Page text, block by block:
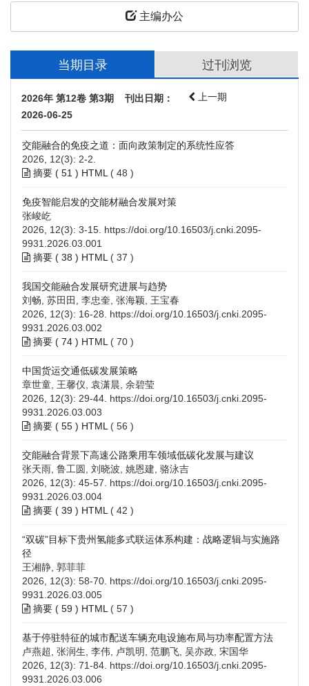
主编办公
当期目录 过刊浏览
2026年 第12卷 第3期 刊出日期：
2026-06-25
上一期
交能融合的免疫之道：面向政策制定的系统性应答
2026, 12(3): 2-2.
摘要 ( 51 ) HTML ( 48 )
免疫智能启发的交能材融合发展对策
张峻屹
2026, 12(3): 3-15. https://doi.org/10.16503/j.cnki.2095-
9931.2026.03.001
摘要 ( 38 ) HTML ( 37 )
我国交能融合发展研究进展与趋势
刘畅, 苏田田, 李忠奎, 张海颖, 王宝春
2026, 12(3): 16-28. https://doi.org/10.16503/j.cnki.2095-
9931.2026.03.002
摘要 ( 74 ) HTML ( 70 )
中国货运交通低碳发展策略
章世童, 王馨仪, 袁潇晨, 余碧莹
2026, 12(3): 29-44. https://doi.org/10.16503/j.cnki.2095-
9931.2026.03.003
摘要 ( 55 ) HTML ( 56 )
交能融合背景下高速公路乘用车领域低碳化发展与建议
张天雨, 鲁工圆, 刘晓波, 姚恩建, 骆泳吉
2026, 12(3): 45-57. https://doi.org/10.16503/j.cnki.2095-
9931.2026.03.004
摘要 ( 39 ) HTML ( 42 )
“双碳”目标下贵州氢能多式联运体系构建：战略逻辑与实施路
径
王湘静, 郭菲菲
2026, 12(3): 58-70. https://doi.org/10.16503/j.cnki.2095-
9931.2026.03.005
摘要 ( 59 ) HTML ( 57 )
基于停驻特征的城市配送车辆充电设施布局与功率配置方法
卢燕超, 张润生, 李伟, 卢凯明, 范鹏飞, 吴亦政, 宋国华
2026, 12(3): 71-84. https://doi.org/10.16503/j.cnki.2095-
9931.2026.03.006